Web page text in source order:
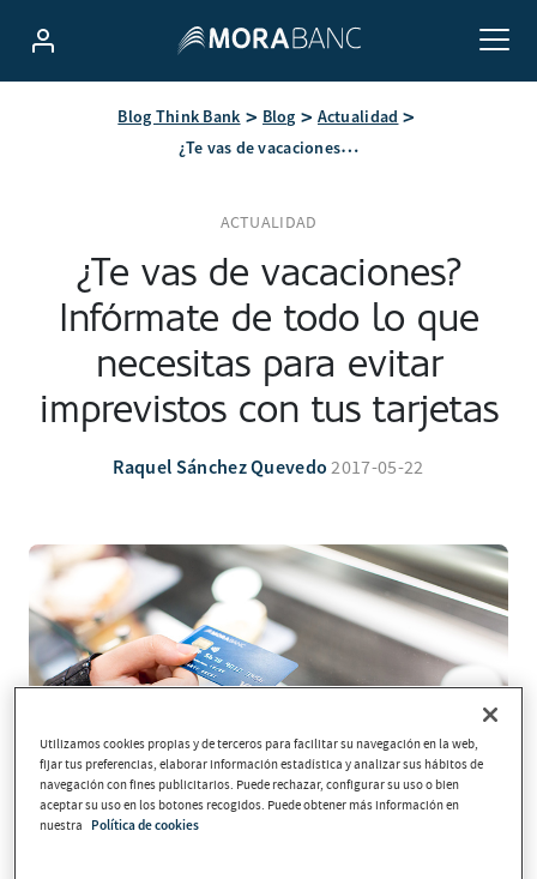
Blog Think Bank Blog Actualidad
¿Te vas de vacaciones? Infórmate de todo lo que necesitas para evitar imprevistos con tus tarjetas
ACTUALIDAD
¿Te vas de vacaciones?
Infórmate de todo lo que
necesitas para evitar
imprevistos con tus tarjetas
Raquel Sánchez Quevedo 2017-05-22
Utilizamos cookies propias y de terceros para facilitar su navegación en la web,
fijar tus preferencias, elaborar información estadística y analizar sus hábitos de
navegación con fines publicitarios. Puede rechazar, configurar su uso o bien
aceptar su uso en los botones recogidos. Puede obtener más información en
nuestra
Política de cookies